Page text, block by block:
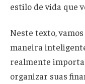
estilo de vida que
Neste texto,
maneira
realmente importa
organizar suas